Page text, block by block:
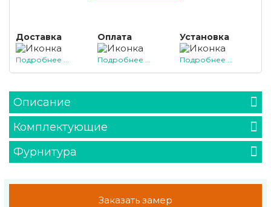
Доставка
Подробнее ...
Оплата
Подробнее ...
Установка
Подробнее ...
Описание
Комплектующие
Фурнитура
Заказать замер